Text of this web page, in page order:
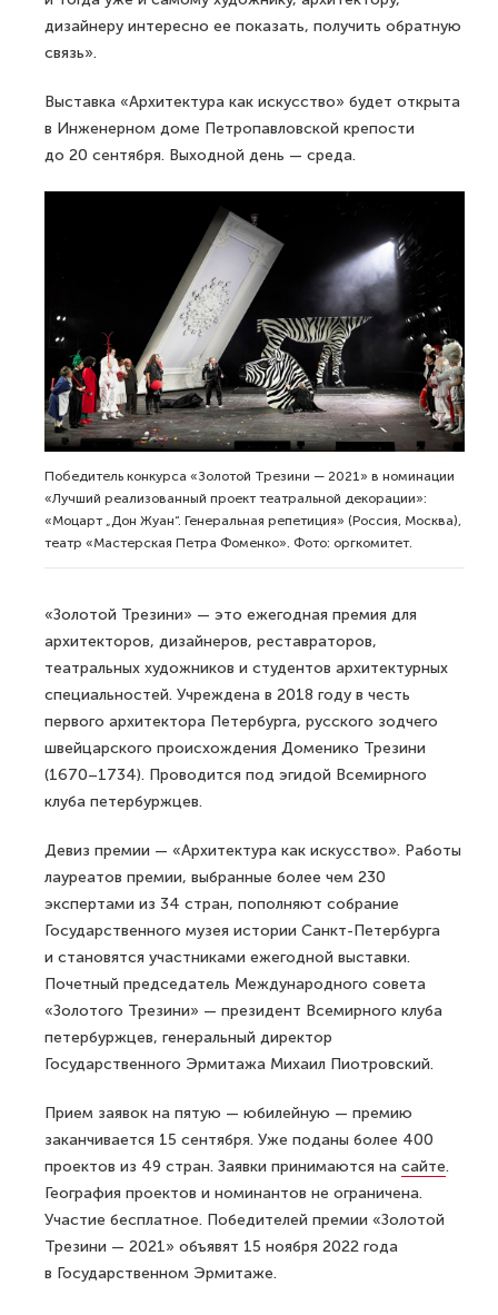
дизайнеру интересно ее показать, получить обратную
связь».
Выставка «Архитектура как искусство» будет открыта
в Инженерном доме Петропавловской крепости
до 20 сентября. Выходной день — среда.
Победитель конкурса «Золотой Трезини — 2021» в номинации
«Лучший реализованный проект театральной декорации»:
«Моцарт „Дон Жуан“. Генеральная репетиция» (Россия, Москва),
театр «Мастерская Петра Фоменко». Фото: оргкомитет.
«Золотой Трезини» — это ежегодная премия для
архитекторов, дизайнеров, реставраторов,
театральных художников и студентов архитектурных
специальностей. Учреждена в 2018 году в честь
первого архитектора Петербурга, русского зодчего
швейцарского происхождения Доменико Трезини
(1670–1734). Проводится под эгидой Всемирного
клуба петербуржцев.
Девиз премии — «Архитектура как искусство». Работы
лауреатов премии, выбранные более чем 230
экспертами из 34 стран, пополняют собрание
Государственного музея истории Санкт-Петербурга
и становятся участниками ежегодной выставки.
Почетный председатель Международного совета
«Золотого Трезини» — президент Всемирного клуба
петербуржцев, генеральный директор
Государственного Эрмитажа Михаил Пиотровский.
Прием заявок на пятую — юбилейную — премию
заканчивается 15 сентября. Уже поданы более 400
проектов из 49 стран. Заявки принимаются на сайте.
География проектов и номинантов не ограничена.
Участие бесплатное. Победителей премии «Золотой
Трезини — 2021» объявят 15 ноября 2022 года
в Государственном Эрмитаже.